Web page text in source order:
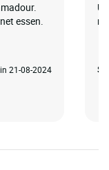
essen.
21-08-2024